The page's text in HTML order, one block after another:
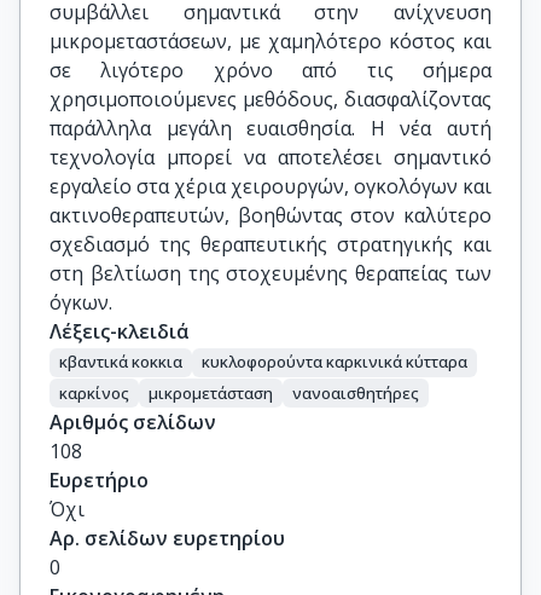
συμβάλλει σημαντικά στην ανίχνευση
μικρομεταστάσεων, με χαμηλότερο κόστος και
σε λιγότερο χρόνο από τις σήμερα
χρησιμοποιούμενες μεθόδους, διασφαλίζοντας
παράλληλα μεγάλη ευαισθησία. Η νέα αυτή
τεχνολογία μπορεί να αποτελέσει σημαντικό
εργαλείο στα χέρια χειρουργών, ογκολόγων και
ακτινοθεραπευτών, βοηθώντας στον καλύτερο
σχεδιασμό της θεραπευτικής στρατηγικής και
στη βελτίωση της στοχευμένης θεραπείας των
όγκων.
Λέξεις-κλειδιά
κβαντικά κοκκια
κυκλοφορούντα καρκινικά κύτταρα
καρκίνος
μικρομετάσταση νανοαισθητήρες
Αριθμός σελίδων
108
Ευρετήριο
Όχι
Αρ. σελίδων ευρετηρίου
0